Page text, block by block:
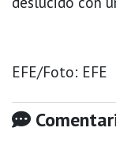
EFE/Foto: EFE